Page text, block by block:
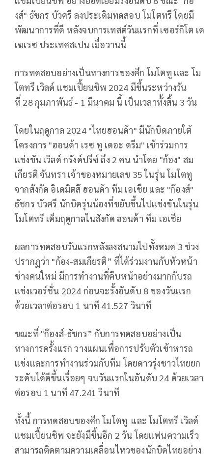
งส์" ธัชกร บัวศรี ลงประเดิมทดสอบ โมโตทรี โดยมี
พัฒนาการที่ดี หลังจบการเทสต์วันแรกที่ เซอร์กิโต เด
เฆเรซ ประเทศสเปน เมื่อวานนี้
การทดสอบอย่างเป็นทางการของศึก โมโตทู และ โม
โตทรี เวิลด์ แชมเปี้ยนชิพ 2024 มีขึ้นระหว่างวัน
ที่ 28กุมภาพันธ์ - 1 มีนาคม นี้ เป็นเวลาทั้งสิ้น 3 วัน
โดยในฤดูกาล 2024 "ไทยฮอนด้า" มีนักบิดภายใต้
โครงการ "ฮอนด้า เรซ ทู เดอะ ดรีม" เข้าร่วมการ
แข่งขัน เวิลด์ กรังด์ปรีซ์ ถึง 2 คน นำโดย "ก้อง" สม
เกียรติ จันทรา เจ้าของหมายเลข 35ในรุ่น โมโตทู
จากสังกัด อิเดมิตสึ ฮอนด้า ทีม เอเชีย และ "ก๊องส์"
ธัชกร บัวศรี นักบิดรุ่นน้องที่ขยับขึ้นไปแข่งขันในรุ่น
โมโตทรี เต็มฤดูกาลในสังกัด ฮอนด้า ทีม เอเชีย
ผลการทดสอบวันแรกหลังลงสนามไปทั้งหมด 3 ช่วง
ปรากฏว่า "ก้อง-สมเกียรติ” ที่ได้ร่วมงานกับหัวหน้า
ช่างคนใหม่ มีการทำงานที่คืบหน้าอย่างมากกับรถ
แข่งเวอร์ชั่น 2024 ก่อนจะรั้งอันดับ 8 ของวันแรก
ด้วยเวลาต่อรอบ 1 นาที 41.527 วินาที
ขณะที่ "ก๊องส์-ธัชกร” กับการทดสอบอย่างเป็น
ทางการครั้งแรก วางแผนเพื่อการปรับตัวเข้าหารถ
แข่งและการทำงานร่วมกับทีม โดยดาวรุ่งชาวไทยยก
ระดับได้ดีขึ้นเรื่อยๆ จบวันแรกในอันดับ 24 ด้วยเวลา
ต่อรอบ 1 นาที 47.241 วินาที
ทั้งนี้ การทดสอบของศึก โมโตทู และ โมโตทรี เวิลด์
แชมเปี้ยนชิพ จะยังมีขึ้นอีก 2 วัน โดยแฟนความเร็ว
สามารถติดตามความเคลื่อนไหวของนักบิดไทยอย่าง